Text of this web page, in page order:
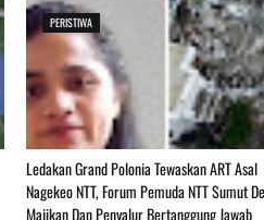
PERISTIWA
Ledakan Grand Polonia Tewaskan ART Asal
Nagekeo NTT, Forum Pemuda NTT Sumut
Majikan Dan Penyalur Bertanggung Jawab